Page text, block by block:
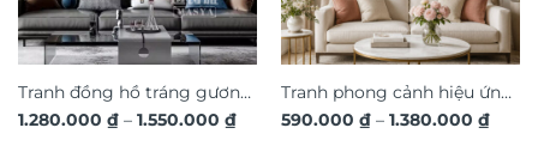
Tranh đồng hồ tráng gương
hươu 3D hiện đại TG4543
1.280.000 ₫ – 1.550.000 ₫Khoảng
Tranh phong cảnh hiệu ứng
dát vàng hoa nghệ thuật in
590.000 ₫ – 1.380.000 ₫